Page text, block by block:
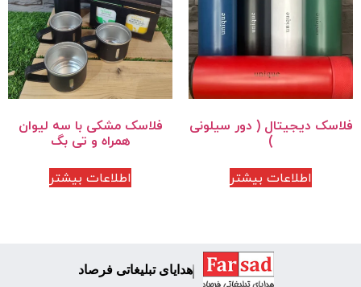
فلاسک دیجیتال ( دور سیلونی
)
اطلاعات بیشتر
فلاسک مشکی با سه لیوان
همراه و تی بگ
اطلاعات بیشتر
هدایای تبلیغاتی فرصاد